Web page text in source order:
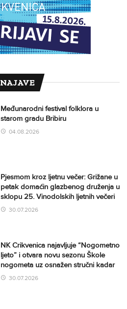
NAJAVE
Međunarodni festival folklora u
starom gradu Bribiru
04.08.2026
Pjesmom kroz ljetnu večer: Grižane u
petak domaćin glazbenog druženja u
sklopu 25. Vinodolskih ljetnih večeri
30.07.2026
NK Crikvenica najavljuje “Nogometno
ljeto” i otvara novu sezonu Škole
nogometa uz osnažen stručni kadar
30.07.2026